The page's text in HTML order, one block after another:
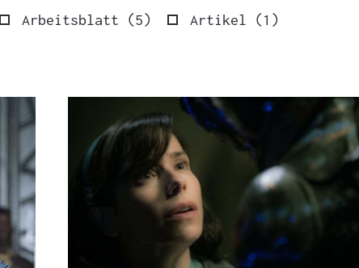
Arbeitsblatt (5Ergebnisse
) Artikel (1 Ergebnisse
)